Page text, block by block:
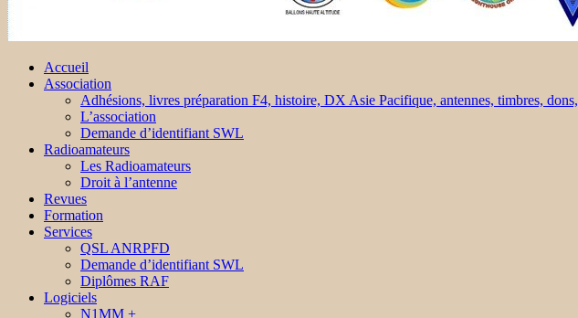
Accueil
Association
Adhésions, livres préparation F4, histoire, DX Asie Pacifique, antennes, timbres, dons,
L’association
Demande d’identifiant SWL
Radioamateurs
Les Radioamateurs
Droit à l’antenne
Revues
Formation
Services
QSL ANRPFD
Demande d’identifiant SWL
Diplômes RAF
Logiciels
N1MM +